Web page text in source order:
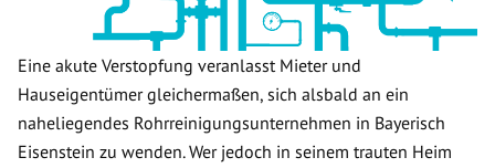
Eine akute Verstopfung veranlasst Mieter und
Hauseigentümer gleichermaßen, sich alsbald an ein
naheliegendes Rohrreinigungsunternehmen in Bayerisch
Eisenstein zu wenden. Wer jedoch in seinem trauten Heim